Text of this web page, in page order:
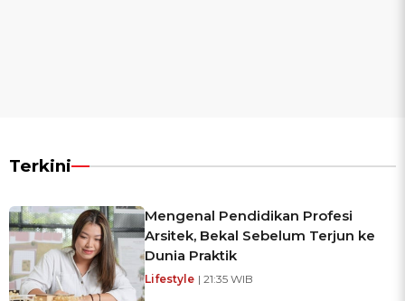
Terkini
Mengenal Pendidikan Profesi
Arsitek, Bekal Sebelum Terjun ke
Dunia Praktik
Lifestyle | 21:35 WIB